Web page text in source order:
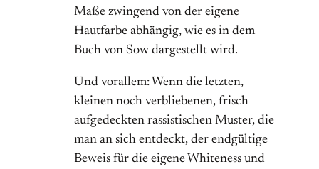
Maße zwingend von der eigene
Hautfarbe abhängig, wie es in dem
Buch von Sow dargestellt wird.
Und vorallem: Wenn die letzten,
kleinen noch verbliebenen, frisch
aufgedeckten rassistischen Muster, die
man an sich entdeckt, der endgültige
Beweis für die eigene Whiteness und